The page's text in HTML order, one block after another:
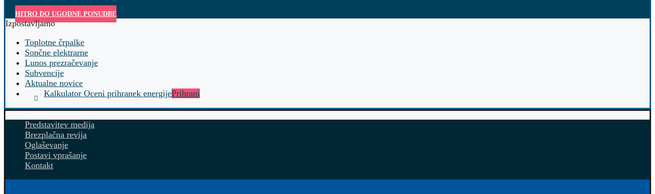
HITRO DO UGODNE PONUDBE
Izpostavljamo
Toplotne črpalke
Sončne elektrarne
Lunos prezračevanje
Subvencije
Aktualne novice
Kalkulator Oceni prihranek energijePrihrani
Predstavitev medija
Brezplačna revija
Oglaševanje
Postavi vprašanje
Kontakt